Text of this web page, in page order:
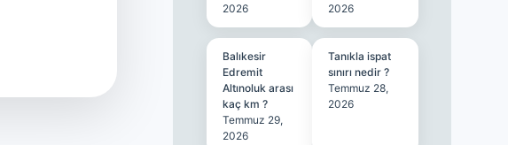
2026
2026
Balıkesir
Edremit
Altınoluk arası
kaç km ?
Temmuz 29,
2026
Tanıkla ispat
sınırı nedir ?
Temmuz 28,
2026